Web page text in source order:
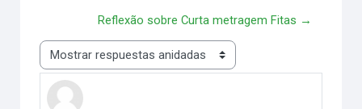
Reflexão sobre Curta metragem Fitas →
Mostrar modo